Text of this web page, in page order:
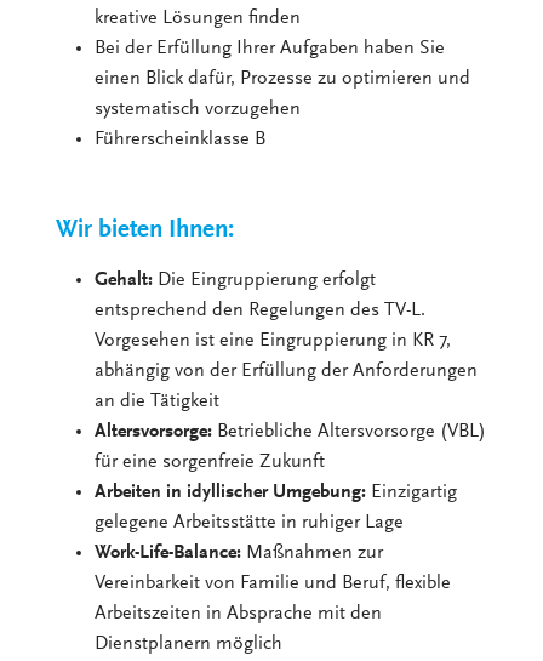
kreative Lösungen finden
Bei der Erfüllung Ihrer Aufgaben haben Sie
einen Blick dafür, Prozesse zu optimieren und
systematisch vorzugehen
Führerscheinklasse B
Wir bieten Ihnen:
Gehalt: Die Eingruppierung erfolgt
entsprechend den Regelungen des TV-L.
Vorgesehen ist eine Eingruppierung in KR 7,
abhängig von der Erfüllung der Anforderungen
an die Tätigkeit
Altersvorsorge: Betriebliche Altersvorsorge (VBL)
für eine sorgenfreie Zukunft
Arbeiten in idyllischer Umgebung: Einzigartig
gelegene Arbeitsstätte in ruhiger Lage
Work-Life-Balance: Maßnahmen zur
Vereinbarkeit von Familie und Beruf, flexible
Arbeitszeiten in Absprache mit den
Dienstplanern möglich